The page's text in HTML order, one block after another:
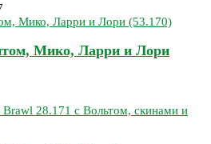
Мико, Ларри и Лори